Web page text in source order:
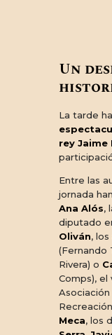
Un
La tarde
rey Jaime
Entre las
jornada
Ana Alós,
diputado
Oliván,
(Fernando
Rivera) o
Comps),
Meca, los